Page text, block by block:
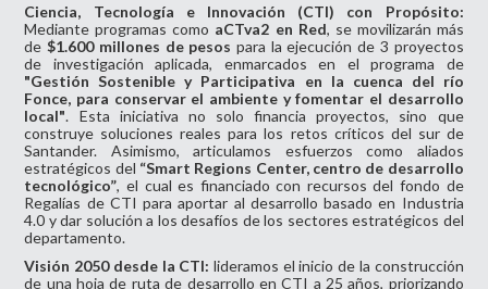
Ciencia, Tecnología e Innovación (CTI) con Propósito:
Mediante programas como aCTva2 en Red, se movilizarán más
de$1.600 millones de pesos para la ejecución de 3 proyectos
de investigación aplicada, enmarcados en el programa de
"Gestión Sostenible y Participativa en la cuenca del río
Fonce, para conservar el ambiente y fomentar el desarrollo
local". Esta iniciativa no solo financia proyectos, sino que
construye soluciones reales para los retos críticos del sur de
Santander. Asimismo, articulamos esfuerzos como aliados
estratégicos del “Smart Regions Center, centro de desarrollo
tecnológico”, el cual es financiado con recursos del fondo de
Regalías de CTI para aportar al desarrollo basado en Industria
4.0 y dar solución a los desafíos de los sectores estratégicos del
departamento.
Visión 2050 desde la CTI: lideramos el inicio de la construcción
de una hoja de ruta de desarrollo en CTI a 25 años, priorizando